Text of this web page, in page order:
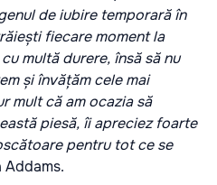
de iubire temporară în
fiecare moment la
multă durere, însă să nu
și învățăm cele mai
mult că am ocazia să
piesă, îi apreciez foarte
pentru tot ce se
Addams.